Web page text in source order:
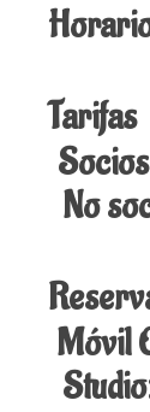
Tarifas
No
Móvil